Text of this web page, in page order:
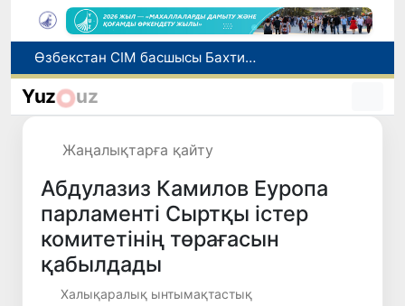
Грекияда өрт сөндіру тікұшақтарының соқтығысуынан екі адам қаза тапты
Әлемдік биржаларда мұнай бағасы төмендеді
Yuz uz
Жаңалықтарға қайту
Абдулазиз Камилов Еуропа
парламенті Сыртқы істер
комитетінің төрағасын
қабылдады
Халықаралық ынтымақтастық